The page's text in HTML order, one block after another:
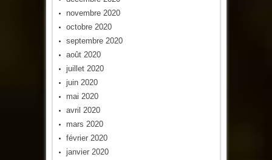
novembre 2020
octobre 2020
septembre 2020
août 2020
juillet 2020
juin 2020
mai 2020
avril 2020
mars 2020
février 2020
janvier 2020